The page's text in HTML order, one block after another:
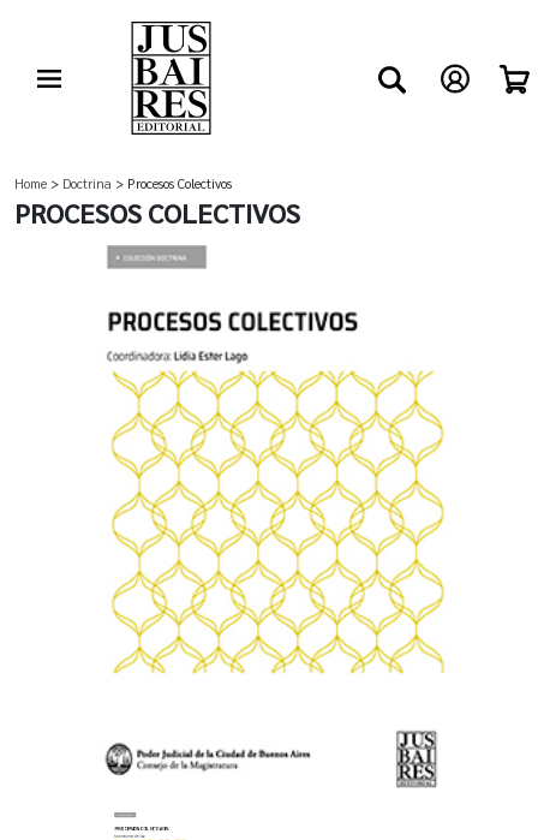
Home > Doctrina > Procesos Colectivos
PROCESOS COLECTIVOS